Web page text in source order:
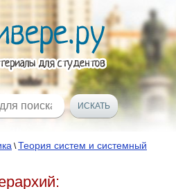
\Теория систем и системный